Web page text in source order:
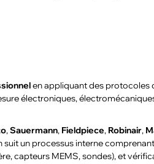
en appliquant des protocoles
électroniques,
,Sauermann, Fieldpiece, Robinair,
suit un processus interne
capteurs MEMS, sondes), et